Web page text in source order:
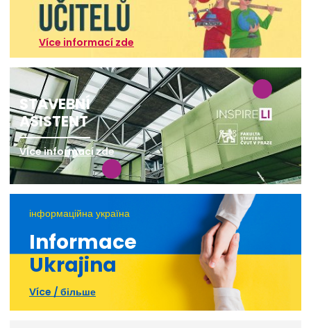
Více informací zde
STAVEBNÍ
ASISTENT
Více informací zde
інформаційна україна
Informace
Ukrajina
Více / більше